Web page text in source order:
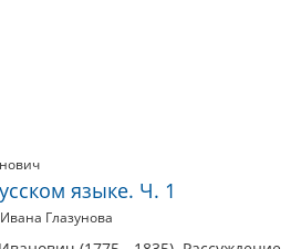
языке. Ч. 1
Глазунова